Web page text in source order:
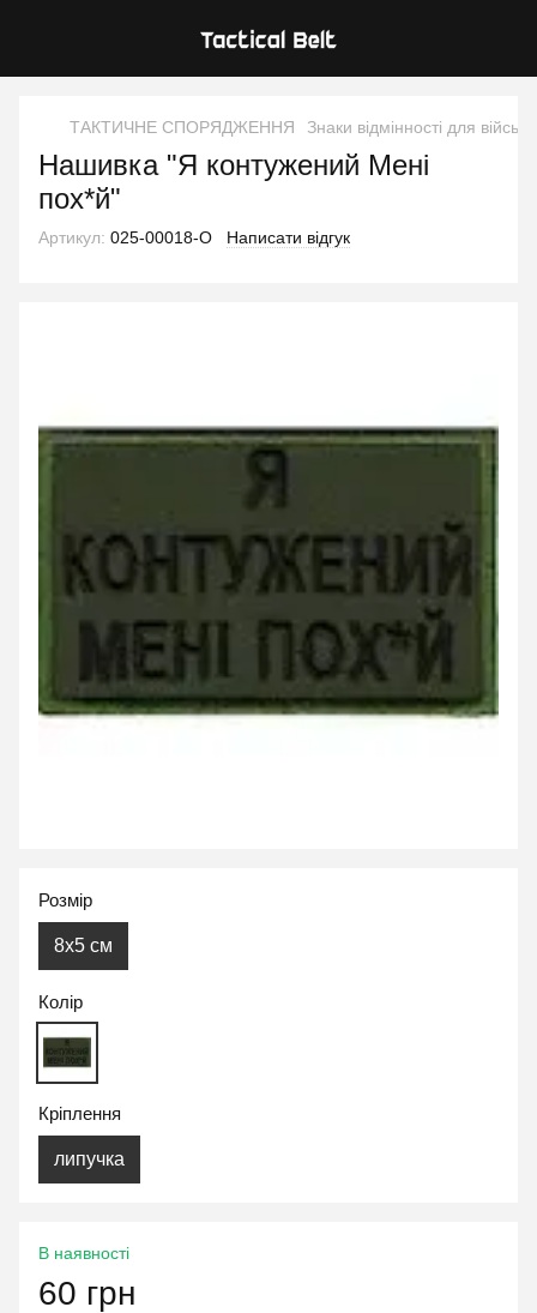
ТАКТИЧНЕ СПОРЯДЖЕННЯ Знаки відмінності для
Нашивка "Я контужений Мені
пох*й"
Артикул: 025-00018-O Написати відгук
Розмір
8x5 см
Колір
Кріплення
липучка
В наявності
60 грн